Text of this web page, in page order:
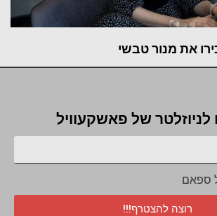
את מנור טבשי
של פאשקעוויל
ספאם
רוצה להצטרף!!!